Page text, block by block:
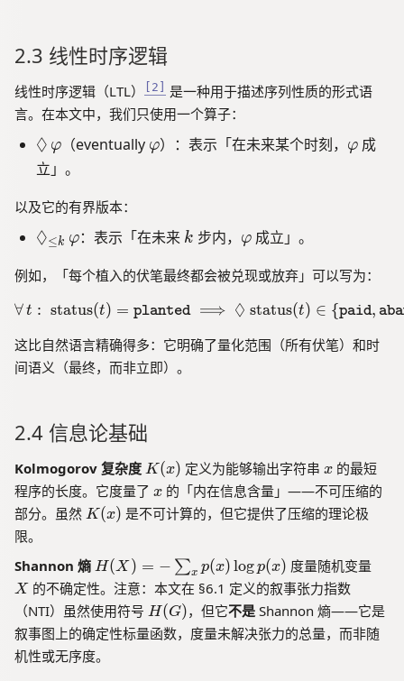
y
m
}
}
=
(
\
o
)
2
s
y
m
}
}
=
{
\
te
t
s
m
}
A
_
{
\
te
x
{
s
y
m
}
}
2.3 线性时序逻辑
线性时序逻辑（LTL） [2] 是一种用于描述序列性质的形式语
言。在本文中，我们只使用一个算子：
\
D
m
o
n
d
\,
\
a
r
◊ φ （eventually \
p
h
i
φ）：表示「在未来某个时刻， \
i
φ 成
立」。
以及它的有界版本：
\
ia
o
n
d
_
\l
e
q
k
}
\,
v
a
r
p
hi
◊≤k φ：表示「在未来 k
k 步内， \
a
p
h
φ成立」。
例如，「每个植入的伏笔最终都会被兑现或放弃」可以写为：
\forall\, t:\;
∀t : status(t) = planted ⟹ ◊ status(t) ∈ {paid,
这比自然语言精确得多：它明确了量化范围（所有伏笔）和时
间语义（最终，而非立即）。
2.4 信息论基础
Kolmogorov 复杂度 K
(
x
)
K(x) 定义为能够输出字符串x
x 的最短
程序的长度。它度量了 x
x 的「内在信息含量」——不可压缩的
部分。虽然 K
)
K(x) 是不可计算的，但它提供了压缩的理论极
限。
Shannon 熵 H
(
X
)
=
-
H(X ) = − ∑x p(x)logp(x) 度量随机变量
X 的不确定性。注意：本文在 §6.1 定义的叙事张力指数
（NTI）虽然使用符号 H
(
H(G)，但它不是 Shannon 熵——它是
叙事图上的确定性标量函数，度量未解决张力的总量，而非随
机性或无序度。